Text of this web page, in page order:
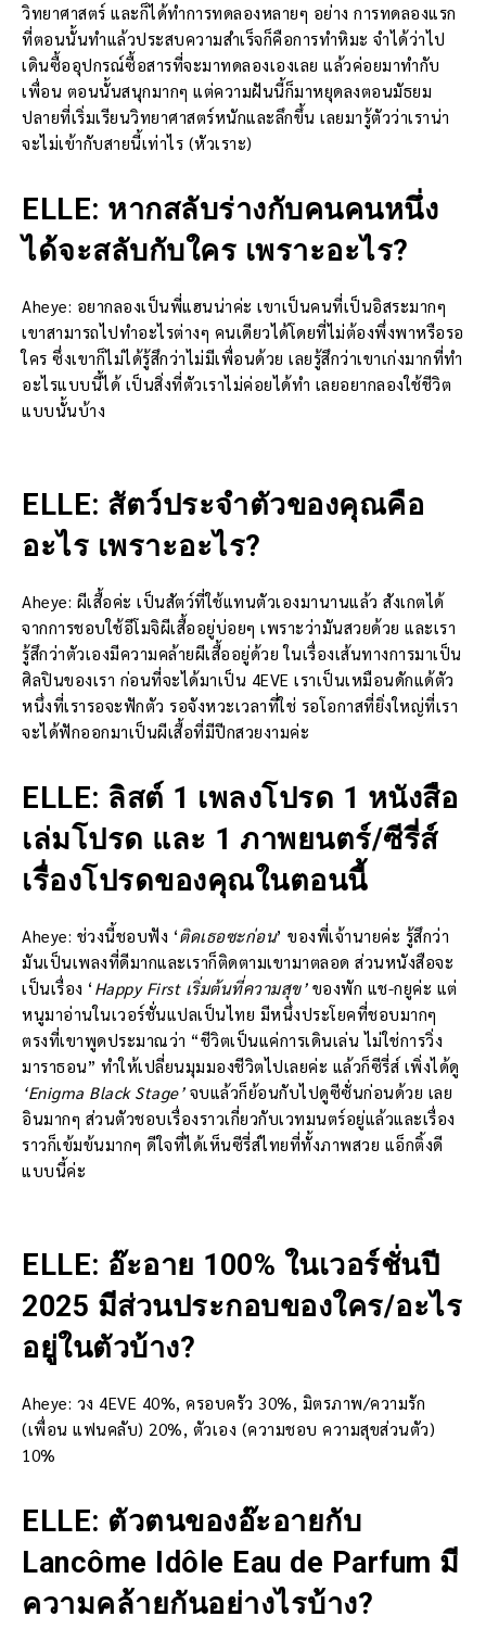
วิทยาศาสตร์ และก็ได้ทำการทดลองหลายๆ อย่าง การทดลองแรก
ที่ตอนนั้นทำแล้วประสบความสำเร็จก็คือการทำหิมะ จำได้ว่าไป
เดินซื้ออุปกรณ์ซื้อสารที่จะมาทดลองเองเลย แล้วค่อยมาทำกับ
เพื่อน ตอนนั้นสนุกมากๆ แต่ความฝันนี้ก็มาหยุดลงตอนมัธยม
ปลายที่เริ่มเรียนวิทยาศาสตร์หนักและลึกขึ้น เลยมารู้ตัวว่าเราน่า
จะไม่เข้ากับสายนี้เท่าไร (หัวเราะ)
ELLE: หากสลับร่างกับคนคนหนึ่ง
ได้จะสลับกับใคร เพราะอะไร?
Aheye: อยากลองเป็นพี่แฮนน่าค่ะ เขาเป็นคนที่เป็นอิสระมากๆ
เขาสามารถไปทำอะไรต่างๆ คนเดียวได้โดยที่ไม่ต้องพึ่งพาหรือรอ
ใคร ซึ่งเขาก็ไม่ได้รู้สึกว่าไม่มีเพื่อนด้วย เลยรู้สึกว่าเขาเก่งมากที่ทำ
อะไรแบบนี้ได้ เป็นสิ่งที่ตัวเราไม่ค่อยได้ทำ เลยอยากลองใช้ชีวิต
แบบนั้นบ้าง
ELLE: สัตว์ประจำตัวของคุณคือ
อะไร เพราะอะไร?
Aheye: ผีเสื้อค่ะ เป็นสัตว์ที่ใช้แทนตัวเองมานานแล้ว สังเกตได้
จากการชอบใช้อีโมจิผีเสื้ออยู่บ่อยๆ เพราะว่ามันสวยด้วย และเรา
รู้สึกว่าตัวเองมีความคล้ายผีเสื้ออยู่ด้วย ในเรื่องเส้นทางการมาเป็น
ศิลปินของเรา ก่อนที่จะได้มาเป็น 4EVE เราเป็นเหมือนดักแด้ตัว
หนึ่งที่เรารอจะฟักตัว รอจังหวะเวลาที่ใช่ รอโอกาสที่ยิ่งใหญ่ที่เรา
จะได้ฟักออกมาเป็นผีเสื้อที่มีปีกสวยงามค่ะ
ELLE: ลิสต์ 1 เพลงโปรด 1 หนังสือ
เล่มโปรด และ 1 ภาพยนตร์/ซีรี่ส์
เรื่องโปรดของคุณในตอนนี้
Aheye: ช่วงนี้ชอบฟัง ‘ติดเธอซะก่อน’ ของพี่เจ้านายค่ะ รู้สึกว่า
มันเป็นเพลงที่ดีมากและเราก็ติดตามเขามาตลอด ส่วนหนังสือจะ
เป็นเรื่อง ‘ Happy First เริ่มต้นที่ความสุข’ของพัก แช-กยูค่ะ แต่
หนูมาอ่านในเวอร์ชั่นแปลเป็นไทย มีหนึ่งประโยคที่ชอบมากๆ
ตรงที่เขาพูดประมาณว่า “ชีวิตเป็นแค่การเดินเล่น ไม่ใช่การวิ่ง
มาราธอน” ทำให้เปลี่ยนมุมมองชีวิตไปเลยค่ะ แล้วก็ซีรี่ส์ เพิ่งได้ดู
‘Enigma Black Stage’จบแล้วก็ย้อนกับไปดูซีซั่นก่อนด้วย เลย
อินมากๆ ส่วนตัวชอบเรื่องราวเกี่ยวกับเวทมนตร์อยู่แล้วและเรื่อง
ราวก็เข้มข้นมากๆ ดีใจที่ได้เห็นซีรี่ส์ไทยที่ทั้งภาพสวย แอ็กติ้งดี
แบบนี้ค่ะ
ELLE: อ๊ะอาย 100% ในเวอร์ชั่นปี
2025 มีส่วนประกอบของใคร/อะไร
อยู่ในตัวบ้าง?
Aheye: วง 4EVE 40%, ครอบครัว 30%, มิตรภาพ/ความรัก
(เพื่อน แฟนคลับ) 20%, ตัวเอง (ความชอบ ความสุขส่วนตัว)
10%
ELLE: ตัวตนของอ๊ะอายกับ
Lancôme Idôle Eau de Parfum มี
ความคล้ายกันอย่างไรบ้าง?